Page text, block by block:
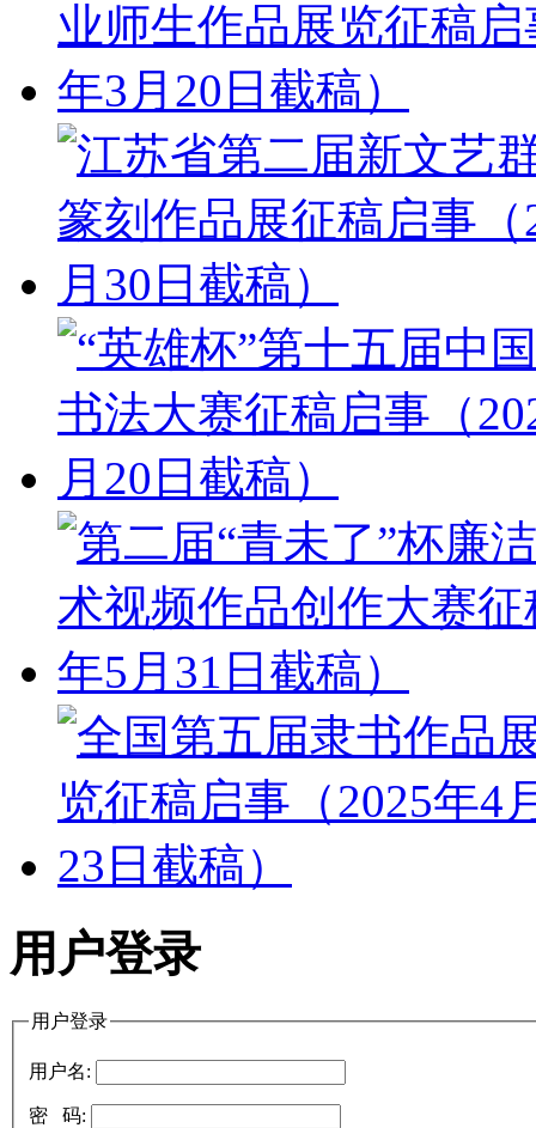
用户登录
用户登录
用户名:
密 码: